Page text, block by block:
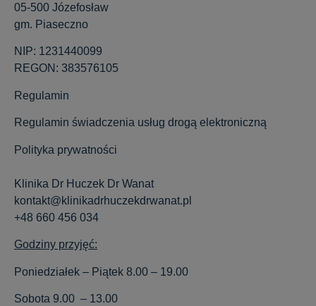
05-500 Józefosław
gm. Piaseczno
NIP: 1231440099
REGON: 383576105
Regulamin
Regulamin świadczenia usług drogą elektroniczną
Polityka prywatności
Klinika Dr Huczek Dr Wanat
kontakt@klinikadrhuczekdrwanat.pl
+48 660 456 034
Godziny przyjęć:
Poniedziałek – Piątek 8.00 – 19.00
Sobota 9.00 – 13.00